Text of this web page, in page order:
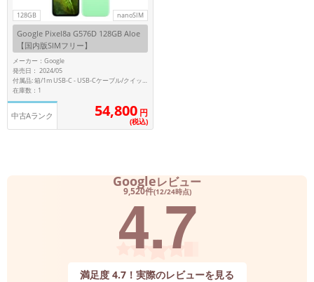
128GB nanoSIM
Google Pixel8a G576D 128GB Aloe
【国内版SIMフリー】
メーカー：Google
発売日： 2024/05
付属品: 箱/1m USB-C - USB-Cケーブル/クイックスイッチアダプター/SIM取り出しツール/マニュアル
在庫数：1
中古Aランク 54,800 円
(税込)
Googleレビュー
9,520件(12/24時点)
4.7
満足度 4.7！実際のレビューを見る
カテゴリー
商品ジャンルの絞り込み
「スマートフォン」「タブレット」など
シリーズ
商品シリーズ名・ブランド名の絞り込み。
「iPhone」「Xperia」「Galaxy」など
メーカー